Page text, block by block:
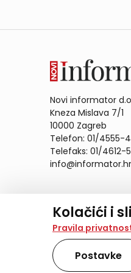
Kolačići i
Na našoj web
analiziramo
također koriste
Odabirom opcije
Pravila
Postavke
Novi informator
Kneza Mislava 7/1
10000 Zagreb
Telefon: 01/4555-
Telefaks: 01/4612-
info@informator.hr